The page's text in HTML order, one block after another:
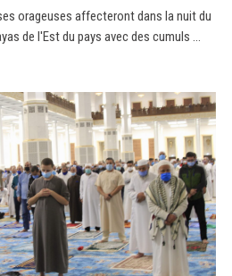
orageuses affecteront dans la nuit du
de l'Est du pays avec des cumuls ...